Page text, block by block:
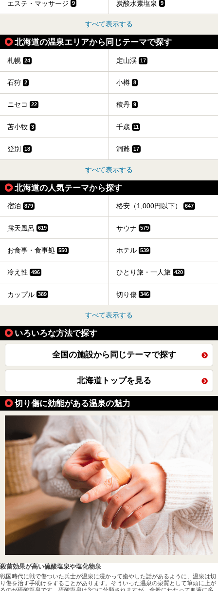
エステ・マッサージ 9 炭酸水素塩泉 9
すべて表示する
北海道の温泉エリアから同じテーマで探す
札幌 24 定山渓 17
石狩 2 小樽 8
ニセコ 22 積丹 9
苫小牧 3 千歳 11
登別 18 洞爺 17
すべて表示する
北海道の人気テーマから探す
宿泊 879 格安（1,000円以下） 647
露天風呂 619 サウナ 579
お食事・食事処 550 ホテル 539
冷え性 496 ひとり旅・一人旅 420
カップル 389 切り傷 346
すべて表示する
いろいろな方法で探す
全国の施設から同じテーマで探す
北海道トップを見る
切り傷に効能がある温泉の魅力
殺菌効果が高い硫酸塩泉や塩化物泉
戦国時代に戦で傷ついた兵士が温泉に浸かって癒やした話があるように、温泉は切
り傷を治す手助けをすることがあります。そういった温泉の泉質として筆頭に上が